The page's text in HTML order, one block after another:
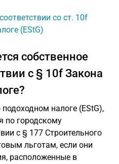
со ст. 10f
(EStG)
собственное
с § 10f Закона
налоге (EStG),
по городскому
с § 177 Строительного
льготам, если они
расположенные в